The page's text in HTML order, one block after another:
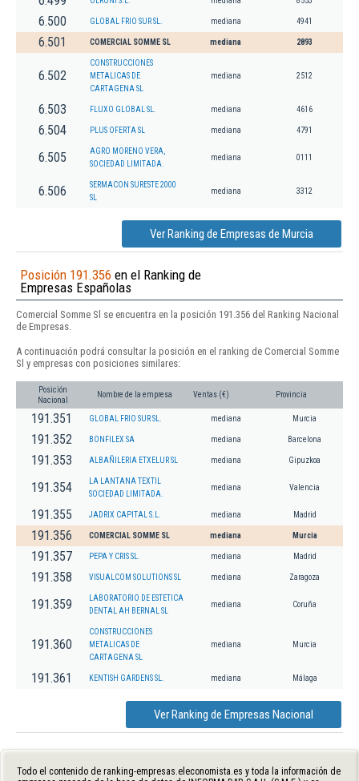
6.500 GLOBAL FRIO SUR SL. mediana 4941
6.501 COMERCIAL SOMME SL mediana 2893
6.502
CONSTRUCCIONES
METALICAS DE
CARTAGENA SL
mediana 2512
6.503 FLUXO GLOBAL SL. mediana 4616
6.504 PLUS OFERTA SL mediana 4791
6.505
AGRO MORENO VERA,
SOCIEDAD LIMITADA.
mediana 0111
6.506
SERMACON SURESTE 2000
SL
mediana 3312
Ver Ranking de Empresas de Murcia
Posición 191.356 en el Ranking de
Empresas Españolas
Comercial Somme Sl se encuentra en la posición 191.356 del Ranking Nacional
de Empresas.
A continuación podrá consultar la posición en el ranking de Comercial Somme
Sl y empresas con posiciones similares:
Posición
Nacional
Nombre de la empresa Ventas (€) Provincia
191.351 GLOBAL FRIO SUR SL. mediana Murcia
191.352 BONFILEX SA mediana Barcelona
191.353 ALBAÑILERIA ETXELUR SL mediana Gipuzkoa
191.354
LA LANTANA TEXTIL
SOCIEDAD LIMITADA.
mediana Valencia
191.355 JADRIX CAPITAL S.L. mediana Madrid
191.356 COMERCIAL SOMME SL mediana Murcia
191.357 PEPA Y CRIS SL. mediana Madrid
191.358 VISUALCOM SOLUTIONS SL mediana Zaragoza
191.359
LABORATORIO DE ESTETICA
DENTAL AH BERNAL SL
mediana Coruña
191.360
CONSTRUCCIONES
METALICAS DE
CARTAGENA SL
mediana Murcia
191.361 KENTISH GARDENS SL. mediana Málaga
Ver Ranking de Empresas Nacional
Todo el contenido de ranking-empresas.eleconomista.es y toda la información de